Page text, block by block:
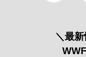
＼最